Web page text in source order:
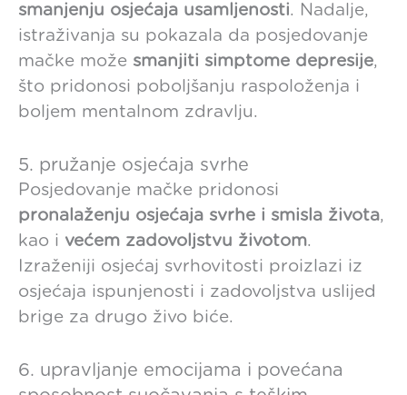
smanjenju osjećaja usamljenosti. Nadalje,
istraživanja su pokazala da posjedovanje
mačke može smanjiti simptome depresije,
što pridonosi poboljšanju raspoloženja i
boljem mentalnom zdravlju.
5. pružanje osjećaja svrhe
Posjedovanje mačke pridonosi
pronalaženju osjećaja svrhe i smisla života,
kao i većem zadovoljstvu životom.
Izraženiji osjećaj svrhovitosti proizlazi iz
osjećaja ispunjenosti i zadovoljstva uslijed
brige za drugo živo biće.
6. upravljanje emocijama i povećana